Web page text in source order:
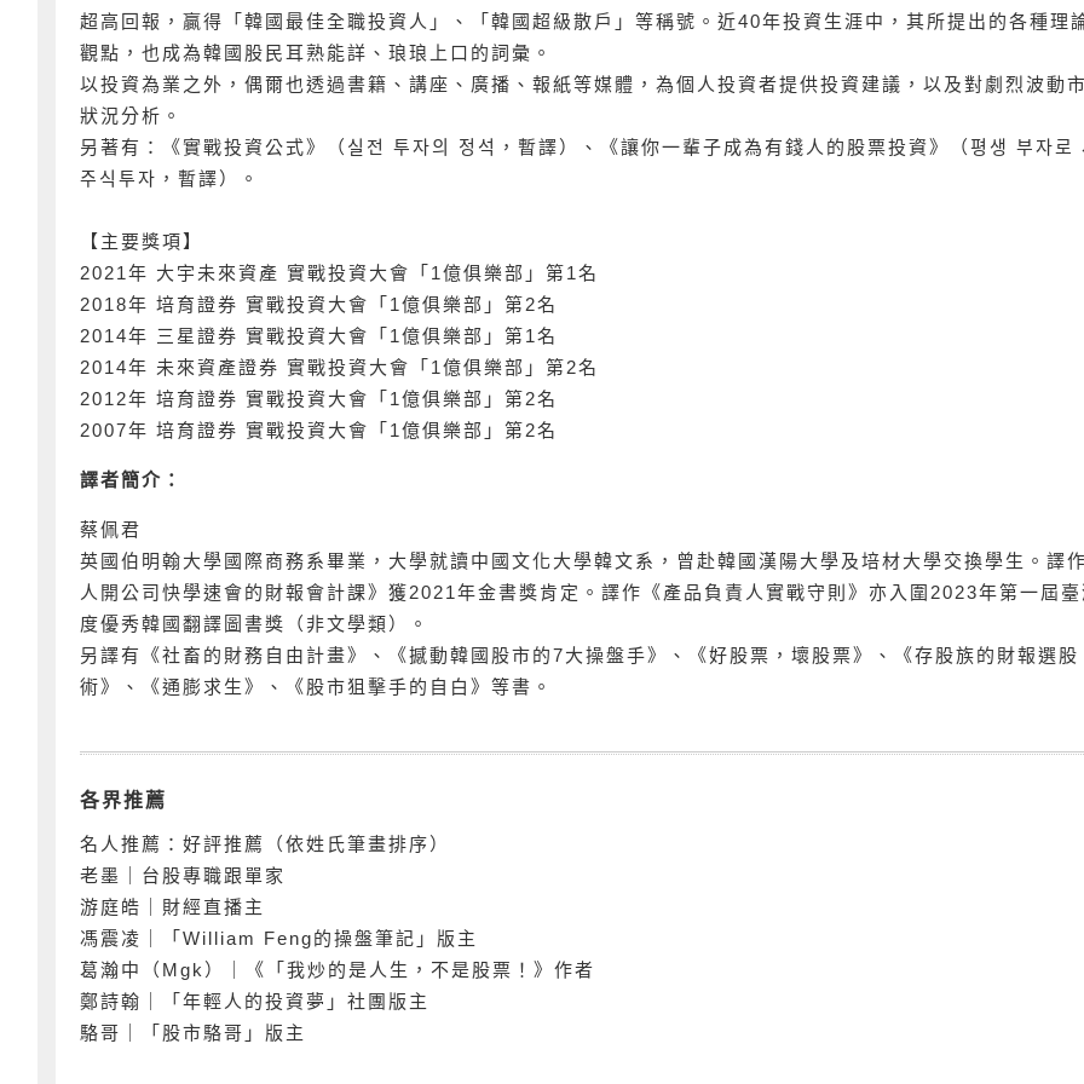
超高回報，贏得「韓國最佳全職投資人」、「韓國超級散戶」等稱號。近40年投資生涯中，其所提出的各種理
觀點，也成為韓國股民耳熟能詳、琅琅上口的詞彙。
以投資為業之外，偶爾也透過書籍、講座、廣播、報紙等媒體，為個人投資者提供投資建議，以及對劇烈波動
狀況分析。
另著有：《實戰投資公式》（실전 투자의 정석，暫譯）、《讓你一輩子成為有錢人的股票投資》（평생 부자로
주식투자，暫譯）。
【主要獎項】
2021年 大宇未來資產 實戰投資大會「1億俱樂部」第1名
2018年 培育證券 實戰投資大會「1億俱樂部」第2名
2014年 三星證券 實戰投資大會「1億俱樂部」第1名
2014年 未來資產證券 實戰投資大會「1億俱樂部」第2名
2012年 培育證券 實戰投資大會「1億俱樂部」第2名
2007年 培育證券 實戰投資大會「1億俱樂部」第2名
譯者簡介：
蔡佩君
英國伯明翰大學國際商務系畢業，大學就讀中國文化大學韓文系，曾赴韓國漢陽大學及培材大學交換學生。譯
人開公司快學速會的財報會計課》獲2021年金書獎肯定。譯作《產品負責人實戰守則》亦入圍2023年第一屆臺
度優秀韓國翻譯圖書獎（非文學類）。
另譯有《社畜的財務自由計畫》、《撼動韓國股市的7大操盤手》、《好股票，壞股票》、《存股族的財報選股
術》、《通膨求生》、《股市狙擊手的自白》等書。
各界推薦
名人推薦：好評推薦（依姓氏筆畫排序）
老墨｜台股專職跟單家
游庭皓｜財經直播主
馮震凌｜「William Feng的操盤筆記」版主
葛瀚中（Mgk）｜《「我炒的是人生，不是股票！》作者
鄭詩翰｜「年輕人的投資夢」社團版主
駱哥｜「股市駱哥」版主